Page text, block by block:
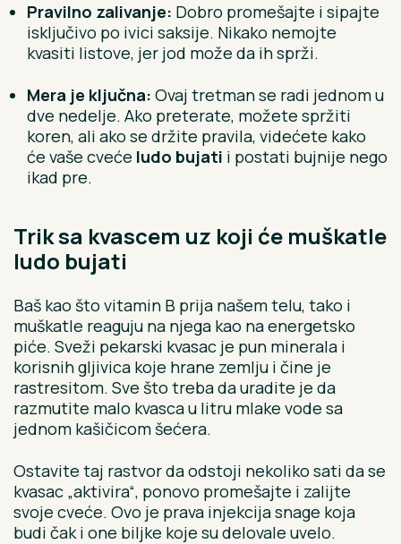
Pravilno zalivanje: Dobro promešajte i sipajte
isključivo po ivici saksije. Nikako nemojte
kvasiti listove, jer jod može da ih sprži.
Mera je ključna: Ovaj tretman se radi jednom u
dve nedelje. Ako preterate, možete spržiti
koren, ali ako se držite pravila, videćete kako
će vaše cveće ludo bujati i postati bujnije nego
ikad pre.
Trik sa kvascem uz koji će muškatle
ludo bujati
Baš kao što vitamin B prija našem telu, tako i
muškatle reaguju na njega kao na energetsko
piće. Sveži pekarski kvasac je pun minerala i
korisnih gljivica koje hrane zemlju i čine je
rastresitom. Sve što treba da uradite je da
razmutite malo kvasca u litru mlake vode sa
jednom kašičicom šećera.
Ostavite taj rastvor da odstoji nekoliko sati da se
kvasac „aktivira“, ponovo promešajte i zalijte
svoje cveće. Ovo je prava injekcija snage koja
budi čak i one biljke koje su delovale uvelo.